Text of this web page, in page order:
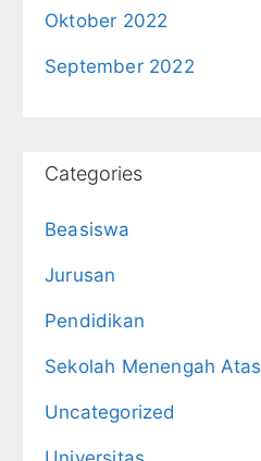
Oktober 2022
September 2022
Categories
Beasiswa
Jurusan
Pendidikan
Sekolah Menengah Atas
Uncategorized